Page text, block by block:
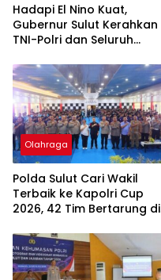
Hadapi El Nino Kuat,
Gubernur Sulut Kerahkan
TNI-Polri dan Seluruh
Olahraga
Polda Sulut Cari Wakil
Terbaik ke Kapolri Cup
2026, 42 Tim Bertarung di